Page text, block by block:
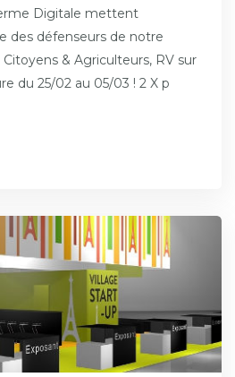
Digitale mettent
des défenseurs de notre
& Agriculteurs, RV sur
du 25/02 au 05/03 ! 2 X p